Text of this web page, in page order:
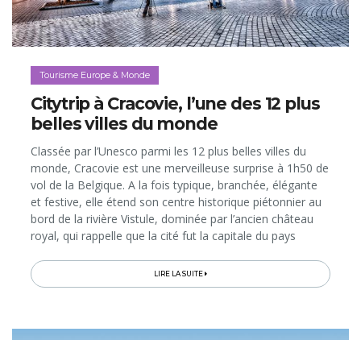
Tourisme Europe & Monde
Citytrip à Cracovie, l’une des 12 plus
belles villes du monde
Classée par l’Unesco parmi les 12 plus belles villes du
monde, Cracovie est une merveilleuse surprise à 1h50 de
vol de la Belgique. A la fois typique, branchée, élégante
et festive, elle étend son centre historique piétonnier au
bord de la rivière Vistule, dominée par l’ancien château
royal, qui rappelle que la cité fut la capitale du pays
culturel, ce qu’elle demeure d’ailleurs aujourd’hui. En effet,
dans les ruelles au tracé médiéval, on ne compte plus les
LIRE LA SUITE